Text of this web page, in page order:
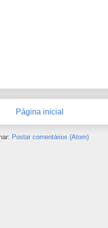
Página inicial
Postar comentários (Atom)